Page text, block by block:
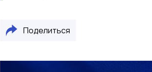
Поделиться